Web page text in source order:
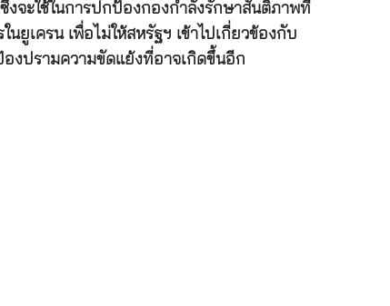
งจะใช้ในการปกป้องกองกำลังรักษาสันติภาพที่
ยูเครน เพื่อไม่ให้สหรัฐฯ เข้าไปเกี่ยวข้องกับ
งปรามความขัดแย้งที่อาจเกิดขึ้นอีก